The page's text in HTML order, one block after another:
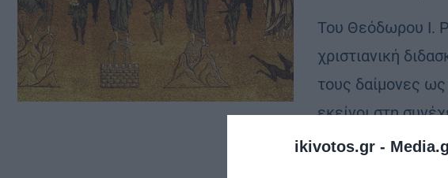
ikivotos.gr -
Του Θεόδωρου Ι.
χριστιανική
τους δαίμονες
εκείνοι στη
έχασαν το φως …